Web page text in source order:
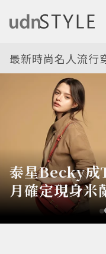
最新時尚名人流行
泰星Becky成
月確定現身米